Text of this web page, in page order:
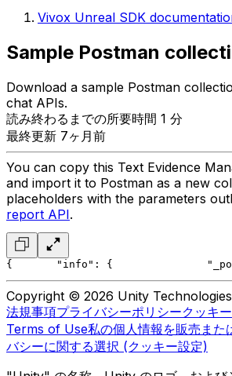
Vivox Unreal SDK
Sample Postman
Download a sample Postman
chat APIs.
読み終わるまでの所要時間 1 分
最終更新 7ヶ月前
You can copy this Text Evidence
and import it to Postman as a new
placeholders with the parameters
report API.
{
	"info": {
Copyright © 2026 Unity Technologies
法規事項プライバシーポリシークッキー
Terms of Use私の個人情報を販売また
バシーに関する選択 (クッキー設定)